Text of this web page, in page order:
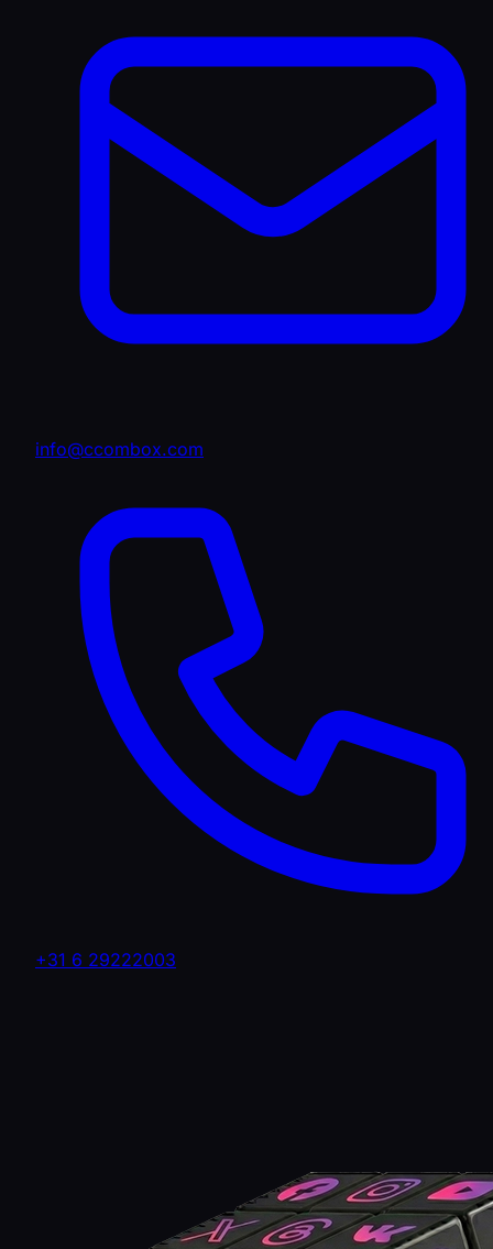
info@ccombox.com
+31 6 29222003